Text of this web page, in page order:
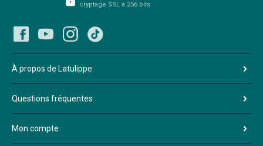
cryptage SSL à 256 bits
À propos de Latulippe
Questions fréquentes
Mon compte